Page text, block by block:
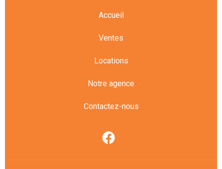
Accueil
Ventes
Locations
Notre agence
Contactez-nous